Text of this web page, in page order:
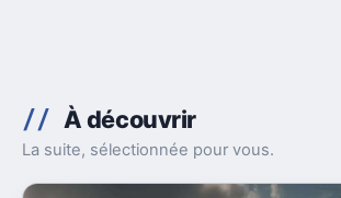
À découvrir
La suite, sélectionnée pour vous.